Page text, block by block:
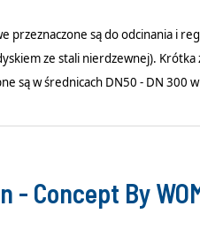
przeznaczone są do odcinania i
ze stali nierdzewnej).
są w średnicach DN50 - DN 300
- Concept By